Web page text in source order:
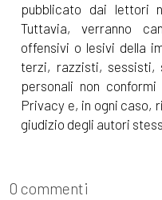
pubblicato dai lettori
Tuttavia, verranno
offensivi o lesivi della
terzi, razzisti, sessisti,
personali non
Privacy e, in ogni caso,
giudizio degli autori
0 commenti